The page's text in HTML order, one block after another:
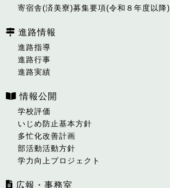
寄宿舎(済美寮)募集要項(令和８年度以降)
進路情報
進路指導
進路行事
進路実績
情報公開
学校評価
いじめ防止基本方針
多忙化改善計画
部活動活動方針
学力向上プロジェクト
広報・事務室